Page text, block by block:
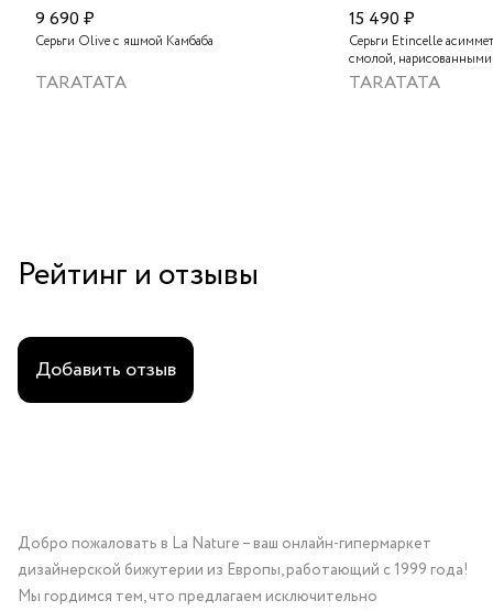
9 690 ₽
Серьги Olive с яшмой Камбаба
TARATATA
15 490 ₽
Серьги Etincelle
смолой,
слюдяным порошком,
тонированным
TARATATA
Рейтинг и отзывы
Добавить отзыв
Добро пожаловать в La Nature – ваш онлайн-гипермаркет
дизайнерской бижутерии из Европы, работающий с 1999 года!
Мы гордимся тем, что предлагаем исключительно